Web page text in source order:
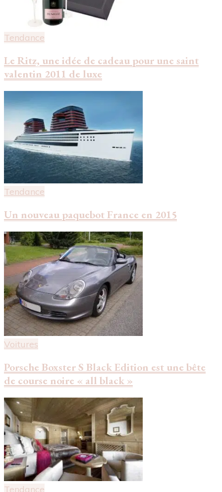
Tendance
Le Ritz, une idée de cadeau pour une saint
valentin 2011 de luxe
Tendance
Un nouveau paquebot France en 2015
Voitures
Porsche Boxster S Black Edition est une bête
de course noire « all black »
Tendance